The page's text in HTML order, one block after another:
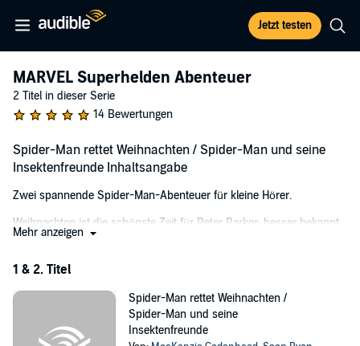
Jetzt testen
MARVEL Superhelden Abenteuer
2 Titel in dieser Serie
14 Bewertungen
Spider-Man rettet Weihnachten / Spider-Man und seine
Insektenfreunde Inhaltsangabe
Zwei spannende Spider-Man-Abenteuer für kleine Hörer.
Weihnachten ist die schönste Zeit für Peter Parker, besser bekannt
als Spider-Man. Im Einkaufszentrum sucht er nach dem perfekten
Zum Glück sind seine Freundin Spider-Gwen und ein paar
Venom das Handwerk zu legen?
Peter möchte unbedingt den Naturwissenschaftswettbewerb der
Mehr anzeigen
1 & 2. Titel
Spider-Man rettet Weihnachten /
Spider-Man und seine
Insektenfreunde